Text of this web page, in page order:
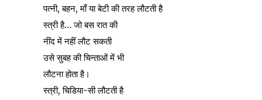
पत्नी, बहन, माँ या बेटी की तरह लौटती है
स्त्री है… जो बस रात की
नींद में नहीं लौट सकती
उसे सुबह की चिन्ताओं में भी
लौटना होता है।
स्त्री, चिडिया-सी लौटती है